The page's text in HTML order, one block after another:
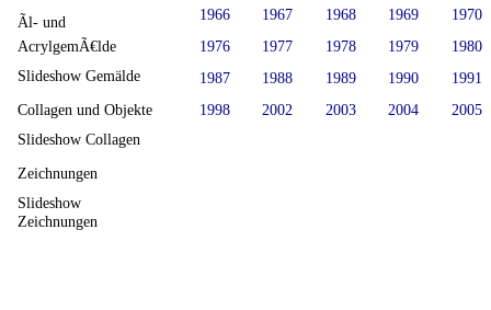
1966
1967 1968 1969
1970
1976
1977 1978 1979
1980
1987
1988 1989 1990
1991
1998
2002 2003 2004 2005
Ãl- und
AcrylgemÃ€lde
Slideshow Gemälde
Collagen und Objekte
Slideshow Collagen
Zeichnungen
Slideshow
Zeichnungen